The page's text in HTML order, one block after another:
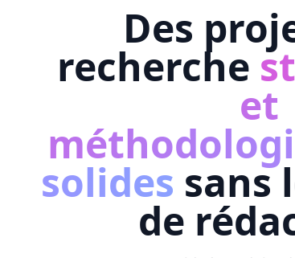
Des
recherche
et
solides sans
de